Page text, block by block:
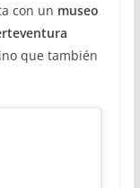
con un museo
que también